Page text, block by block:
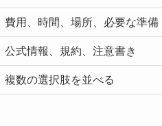
費用、時間、場所、必要な準備
公式情報、規約、注意書き
複数の選択肢を並べる